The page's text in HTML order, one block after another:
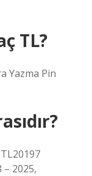
TL?
Yazma Pin
– 2025,